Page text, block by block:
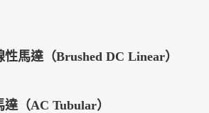
馬達（Brushed DC Linear）
（AC Tubular）